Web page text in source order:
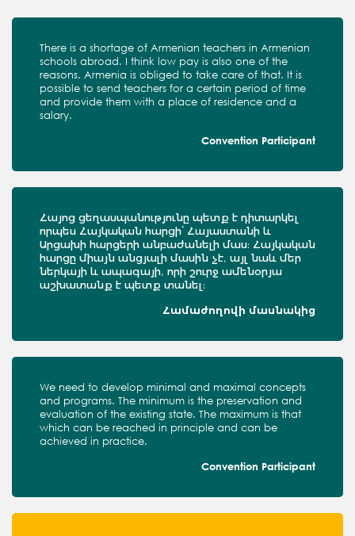
There is a shortage of Armenian teachers in Armenian
schools abroad. I think low pay is also one of the
reasons. Armenia is obliged to take care of that. It is
possible to send teachers for a certain period of time
and provide them with a place of residence and a
salary.
Convention Participant
Հայոց ցեղասպանությունը պետք է դիտարկել
որպես Հայկական հարցի՝ Հայաստանի և
Արցախի հարցերի անբաժանելի մաս։ Հայկական
հարցը միայն անցյալի մասին չէ, այլ նաև մեր
ներկայի և ապագայի, որի շուրջ ամենօրյա
աշխատանք է պետք տանել։
Համաժողովի մասնակից
We need to develop minimal and maximal concepts
and programs. The minimum is the preservation and
evaluation of the existing state. The maximum is that
which can be reached in principle and can be
achieved in practice.
Convention Participant